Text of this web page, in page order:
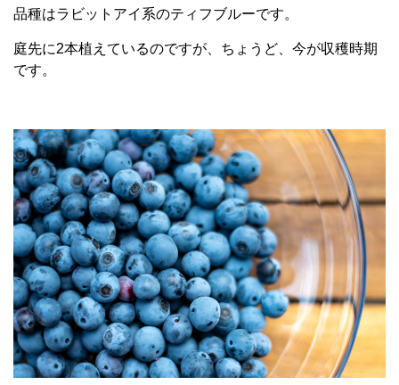
品種はラビットアイ系のティフブルーです。
庭先に2本植えているのですが、ちょうど、今が収穫時期
です。